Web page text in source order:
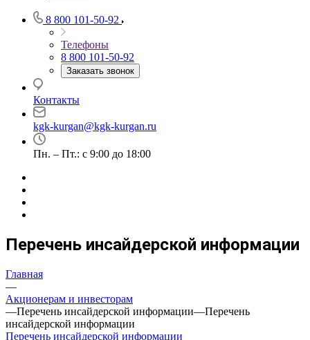
8 800 101-50-92
Телефоны
8 800 101-50-92
Заказать звонок
Контакты
kgk-kurgan@kgk-kurgan.ru
Пн. – Пт.: с 9:00 до 18:00
Перечень инсайдерской информации
Главная
—
Акционерам и инвесторам
—Перечень инсайдерской информации—Перечень
инсайдерской информации
Перечень инсайдерской информации